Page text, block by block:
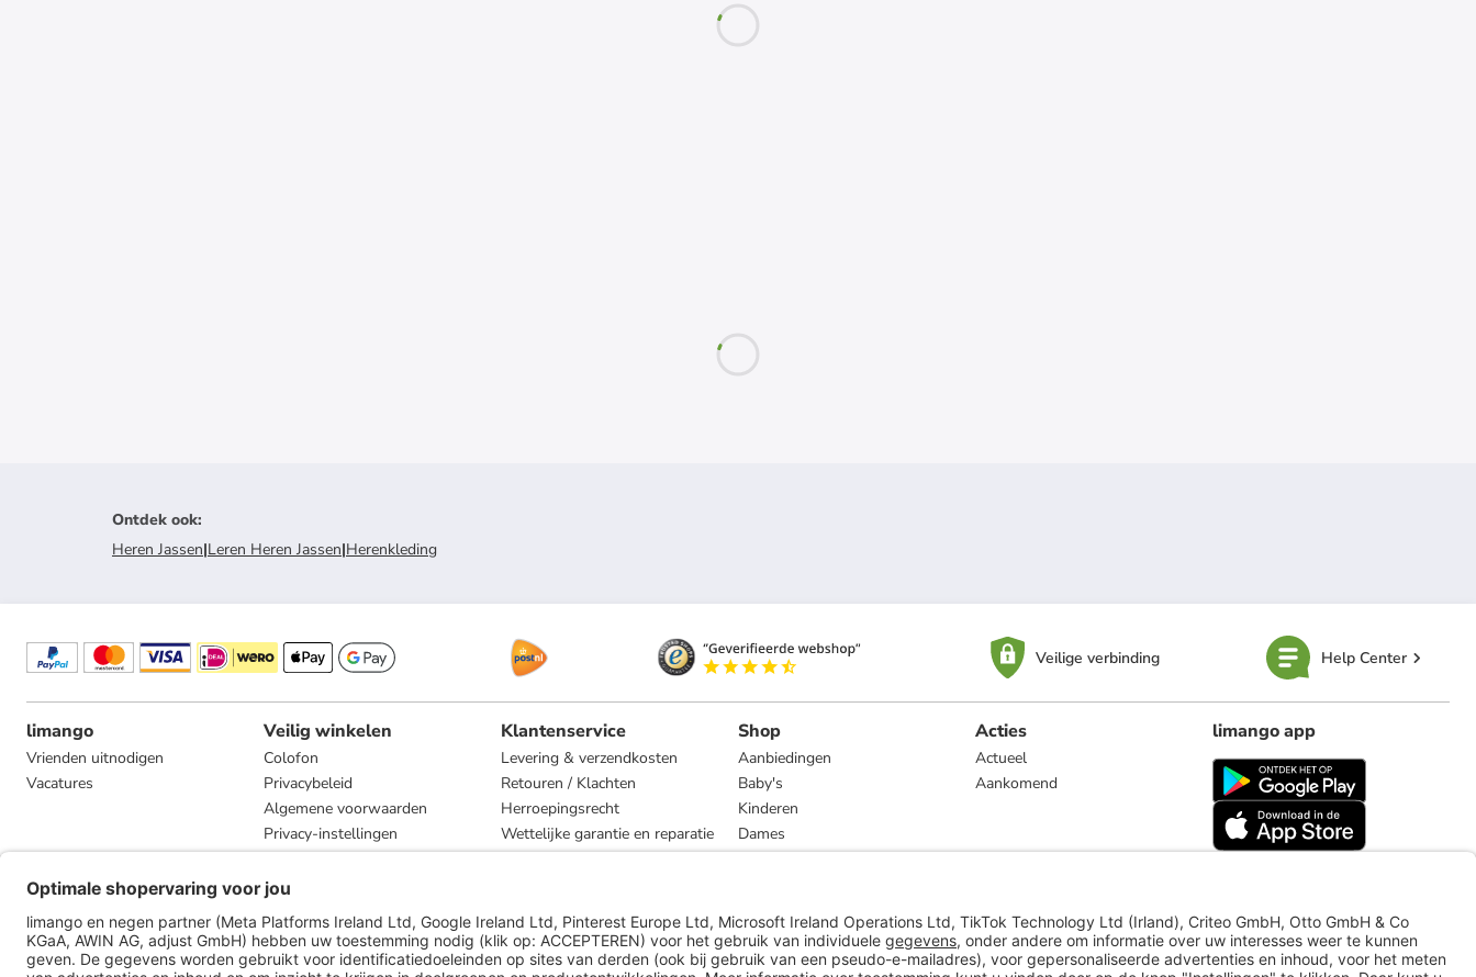
Ontdek ook:
Heren Jassen|Leren Heren Jassen|Herenkleding
Veilige verbinding Help Center
limango
Vrienden uitnodigen
Vacatures
Veilig winkelen
Colofon
Privacybeleid
Algemene voorwaarden
Privacy-instellingen
Compliance
Klantenservice
Levering & verzendkosten
Retouren / Klachten
Herroepingsrecht
Wettelijke garantie en reparatie
Shop
Aanbiedingen
Baby's
Kinderen
Dames
Heren
Acties
Actueel
Aankomend
limango app